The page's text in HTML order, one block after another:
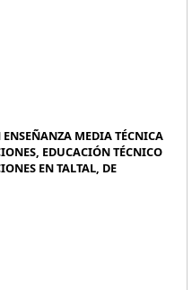
MEDIA TÉCNICA
EDUCACIÓN TÉCNICO
EN TALTAL, DE